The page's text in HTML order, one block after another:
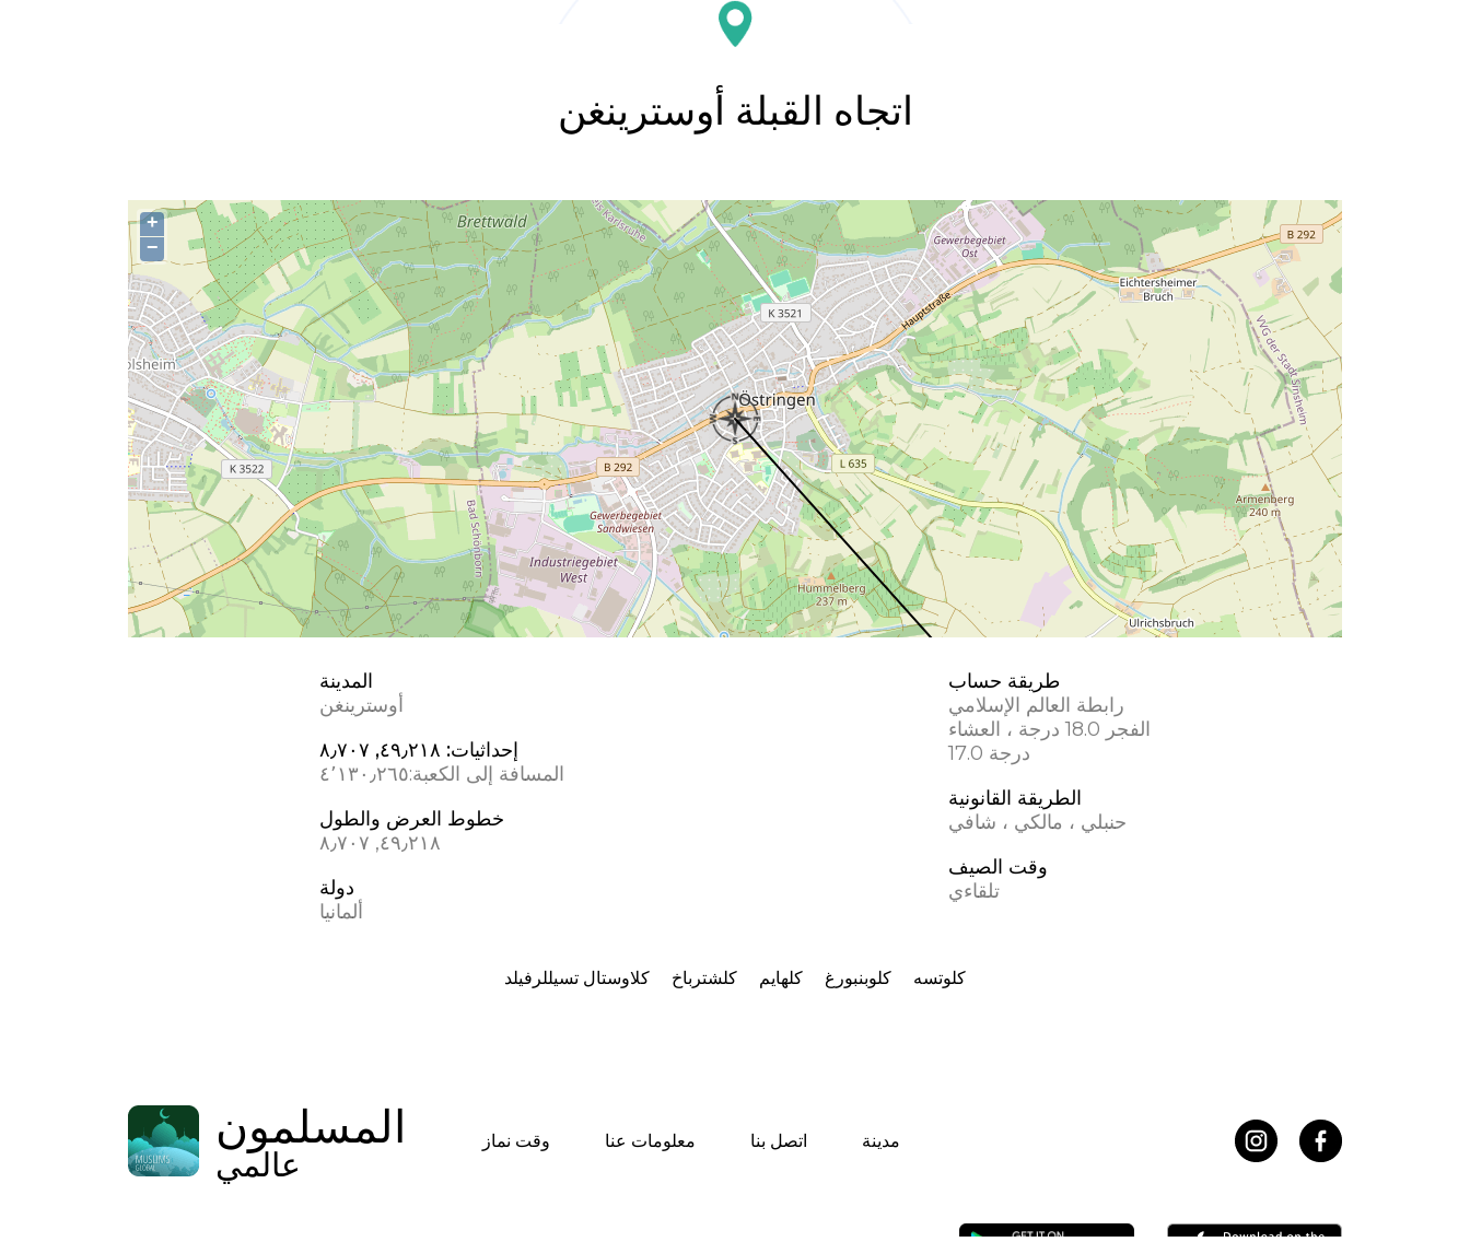
اتجاه القبلة أوسترينغن
+
−
المدينة
أوسترينغن
إحداثيات: ٤٩٫٢١٨, ٨٫٧٠٧
المسافة إلى الكعبة:٤٬١٣٠٫٢٦٥
خطوط العرض والطول
٤٩٫٢١٨, ٨٫٧٠٧
دولة
ألمانيا
طريقة حساب
رابطة العالم الإسلامي
الفجر 18.0 درجة ، العشاء
17.0 درجة
الطريقة القانونية
حنبلي ، مالكي ، شافي
وقت الصيف
تلقاءي
كلاوستال تسيللرفيلد كلشترباخ كلهايم كلوبنبورغ كلوتسه
المسلمون
عالمي وقت نماز معلومات عنا اتصل بنا مدينة